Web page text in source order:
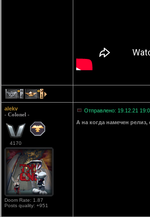
4 1
alekv
- Colonel -
4170
Doom Rate: 1.87
Posts quality: +951
Отправлено: 19.12.21
А на когда намечен релиз,